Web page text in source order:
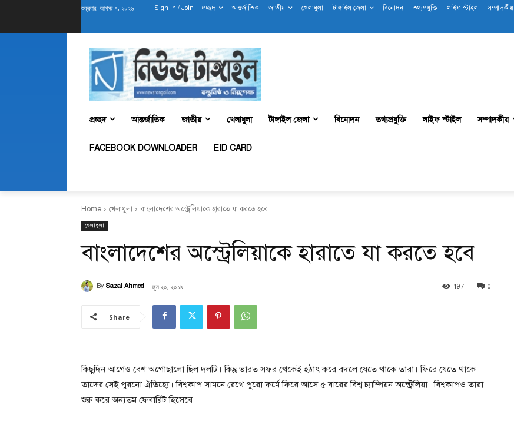
শুক্রবার, আগস্ট ৭, ২০২৬ Sign in / Join প্রচ্ছদ আন্তর্জাতিক জাতীয় খেলাধুলা টাঙ্গাইল জেলা বিনোদন তথ্যপ্রযুক্তি লাইফ স্টাইল সম্পাদকীয়
প্রচ্ছদ আন্তর্জাতিক জাতীয় খেলাধুলা টাঙ্গাইল জেলা বিনোদন তথ্যপ্রযুক্তি লাইফ স্টাইল সম্পাদকীয়
FACEBOOK DOWNLOADER EID CARD
Home খেলাধুলা বাংলাদেশের অস্ট্রেলিয়াকে হারাতে যা করতে হবে
খেলাধুলা
বাংলাদেশের অস্ট্রেলিয়াকে হারাতে যা করতে হবে
By Sazal Ahmed জুন ২০, ২০১৯ 0
197
Share
কিছুদিন আগেও বেশ অগোছালো ছিল দলটি। কিন্তু ভারত সফর থেকেই হঠাৎ করে বদলে যেতে থাকে তারা। ফিরে যেতে থাকে
তাদের সেই পুরনো ঐতিহ্যে। বিশ্বকাপ সামনে রেখে পুরো ফর্মে ফিরে আসে ৫ বারের বিশ্ব চ্যাম্পিয়ন অস্ট্রেলিয়া। বিশ্বকাপও তারা
শুরু করে অন্যতম ফেবারিট হিসেবে।